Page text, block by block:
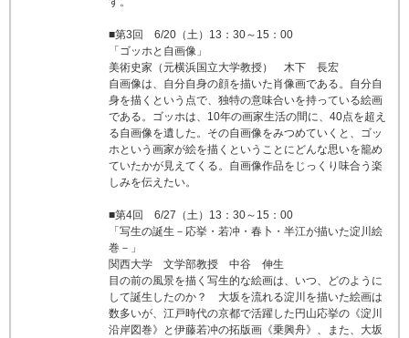
■第3回 6/20（土）13：30～15：00
「ゴッホと自画像 」
美術史家（元横浜国立大学教授） 木下 長宏
自画像は、自分自身の顔を描いた肖像画である。自分自
身を描くという点で、独特の意味合いを持っている絵画
である。 ゴッホは、 10年の画家生活の間に、 40点を超え
る自画像を遺した。その自画像をみつめていくと、ゴッ
ホという画家が絵を描くということにどんな思いを籠め
ていたかが見えてくる。自画像作品をじっくり味合う楽
しみを伝えたい。
■第4回 6/27（土）13：30～15：00
「写生の誕生－応挙・若冲・春卜・半江が描いた淀川絵
巻－」
関西大学 文学部教授 中谷 伸生
目の前の風景を描く写生的な絵画は、いつ、どのように
して誕生したのか？ 大坂を流れる淀川を描いた絵画は
数多いが、江戸時代の京都で活躍した円山応挙の《淀川
沿岸図巻》と伊藤若冲の拓版画《乗興舟》、また、大坂